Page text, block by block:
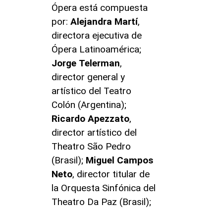
Ópera está compuesta
por: Alejandra Martí,
directora ejecutiva de
Ópera Latinoamérica;
Jorge Telerman,
director general y
artístico del Teatro
Colón (Argentina);
Ricardo Apezzato,
director artístico del
Theatro São Pedro
(Brasil); Miguel Campos
Neto, director titular de
la Orquesta Sinfónica del
Theatro Da Paz (Brasil);